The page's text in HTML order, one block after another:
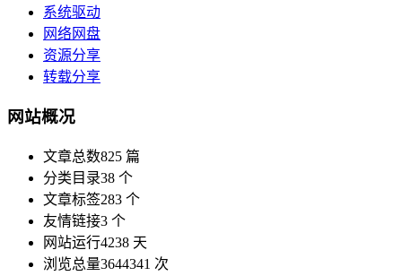
系统驱动
网络网盘
资源分享
转载分享
网站概况
文章总数825 篇
分类目录38 个
文章标签283 个
友情链接3 个
网站运行4238 天
浏览总量3644341 次